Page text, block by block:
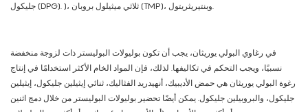
جليكول (DPG). )، ثلاثي ميثيلول بروبان (TMP)، وبنتيريثريتول.
في رغاوي البولي يوريثان، يجب أن تكون بوليولات البوليستر ذات لزوجة منخفضة
نسبيًا، ويجب التحكم في تكاليفها. لذلك، فإن المواد الخام الأكثر استخدامًا في إنتاج
رغوة البولي يوريثان هي حمض الأديبيك، أنهيدريد الفثاليك، ثنائي إيثيلين جليكول، إيثيلين
جليكول، والبروبيلين جليكول. يمكن أيضًا تحضير بوليولات البوليستر من خلال دمج اثنين